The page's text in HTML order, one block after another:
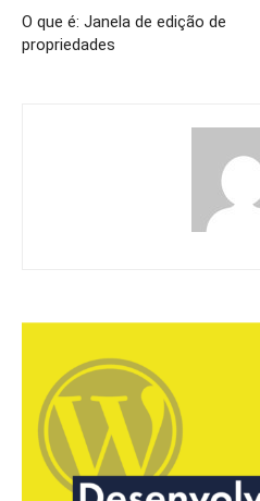
O que é: Janela de edição de
propriedades